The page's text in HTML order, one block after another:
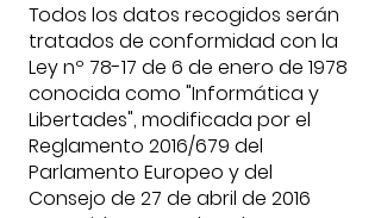
Todos los datos recogidos serán
tratados de conformidad con la
Ley nº 78-17 de 6 de enero de 1978
conocida como "Informática y
Libertades", modificada por el
Reglamento 2016/679 del
Parlamento Europeo y del
Consejo de 27 de abril de 2016